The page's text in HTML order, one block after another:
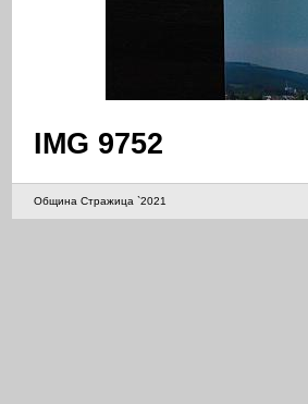
IMG 9752
Община Стражица `2021